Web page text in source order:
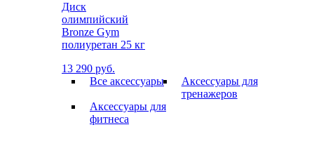
Диск
олимпийский
Bronze Gym
полиуретан 25 кг
13 290 руб.
Все аксессуары
Аксессуары для
тренажеров
Аксессуары для
фитнеса